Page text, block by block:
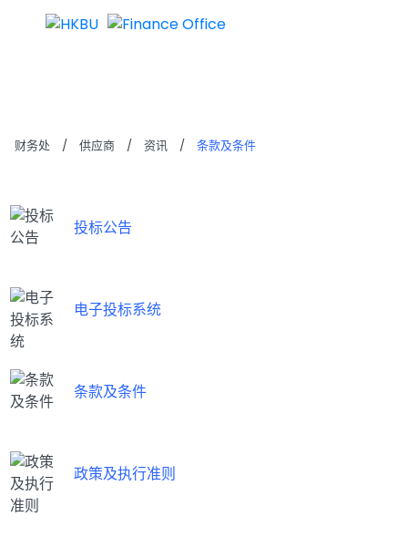
财务处 / 供应商 / 资讯 / 条款及条件
投标公告
电子投标系统
条款及条件
政策及执行准则